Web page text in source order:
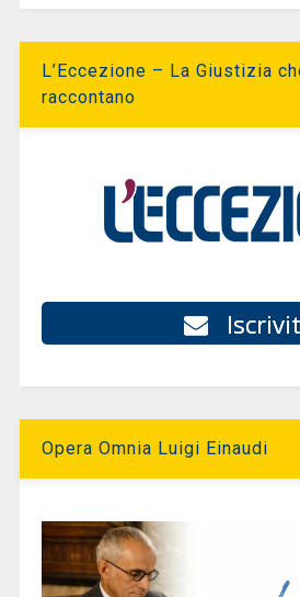
L’Eccezione – La Giustizia
raccontano
Opera Omnia Luigi Einaudi